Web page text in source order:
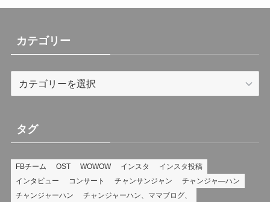
カテゴリー
ー
タグ
FBチーム OST WOWOW インスタ
インスタ投稿
インタビュー
コンサート チャンサンジャン
チャンジャ―ハン
チャンジャーハン
チャンジャーハン、ママブログ、